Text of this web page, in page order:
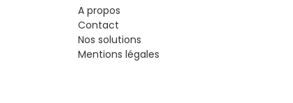
A propos
Contact
Nos solutions
Mentions légales